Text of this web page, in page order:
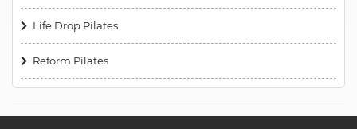
Life Drop Pilates
Reform Pilates